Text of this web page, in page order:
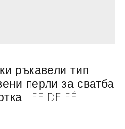
ръкавели тип
перли за сватба
| FE DE FÉ